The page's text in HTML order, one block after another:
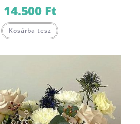
14.500 Ft
Kosárba tesz